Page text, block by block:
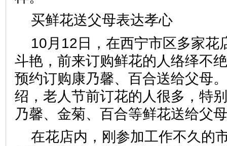
买鲜花送父母表达孝心
10月12日，在西宁市区多家花
斗艳，前来订购鲜花的人络绎不
预约订购康乃馨、百合送给父母
绍，老人节前订花的人很多，特
乃馨、金菊、百合等鲜花送给父
在花店内，刚参加工作不久的